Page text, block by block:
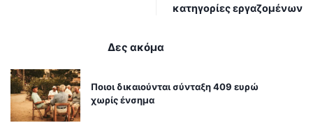
κατηγορίες εργαζομένων
Δες ακόμα
Ποιοι δικαιούνται σύνταξη 409 ευρώ
χωρίς ένσημα